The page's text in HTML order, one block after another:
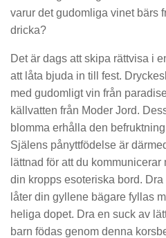
varur det gudomliga vinet bärs
dricka?
Det är dags att skipa rättvisa i
att låta bjuda in till fest.
med gudomligt vin från
källvatten från Moder Jord.
blomma erhålla den
Själens pånyttfödelse är
lättnad för att du
din kropps esoteriska bord.
låter din gyllene bägare fyllas
heliga dopet. Dra en suck av
barn födas genom denna